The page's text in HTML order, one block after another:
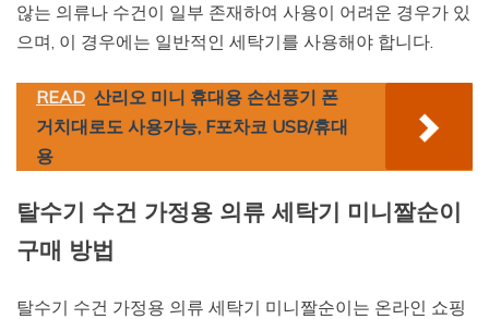
않는 의류나 수건이 일부 존재하여 사용이 어려운 경우가 있
으며, 이 경우에는 일반적인 세탁기를 사용해야 합니다.
READ 산리오 미니 휴대용 손선풍기 폰
거치대로도 사용가능, F포차코 USB/휴대
용
탈수기 수건 가정용 의류 세탁기 미니짤순이
구매 방법
탈수기 수건 가정용 의류 세탁기 미니짤순이는 온라인 쇼핑